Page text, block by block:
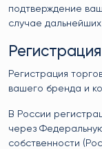
подтверждение
случае
Регистрация
вашего бренда и
В России
через
собственности